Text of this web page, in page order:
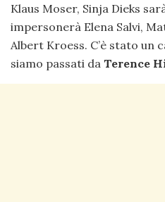
Klaus Moser, Sinja Dieks
impersonerà Elena Salvi,
Albert Kroess. C’è stato un
siamo passati da Terence